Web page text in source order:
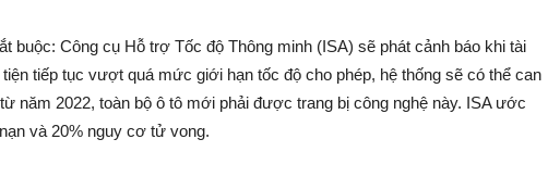
buộc: Công cụ Hỗ trợ Tốc độ Thông minh (ISA) sẽ phát cảnh báo khi tài
tiếp tục vượt quá mức giới hạn tốc độ cho phép, hệ thống sẽ có thể can
năm 2022, toàn bộ ô tô mới phải được trang bị công nghệ này. ISA ước
và 20% nguy cơ tử vong.